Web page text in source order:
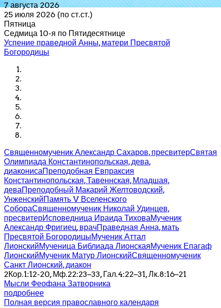
7 августа 2026
25 июля 2026 (по ст.ст.)
Пятница
Седмица 10-я по Пятидесятнице
Успение праведной Анны, матери Пресвятой
Богородицы
Священномученик Александр Сахаров, пресвитерСвятая
Олимпиада Константинопольская, дева,
диаконисаПреподобная Евпраксия
Константинопольская, Тавеннская, Младшая,
деваПреподобный Макарий Желтоводский,
УнженскийПамять V Вселенского
СобораСвященномученик Николай Удинцев,
пресвитерИсповедница Ираида ТиховаМученик
Александр Фригиец, врачПраведная Анна, мать
Пресвятой БогородицыМученик Аттал
ЛионскийМученица Библиада ЛионскаяМученик Епагаф
ЛионскийМученик Матур ЛионскийСвященномученик
Санкт Лионский, диакон
2Кор.1:12-20, Мф.22:23–33, Гал.4:22–31, Лк.8:16–21
Мысли Феофана Затворника
подробнее
Полная версия православного календаря